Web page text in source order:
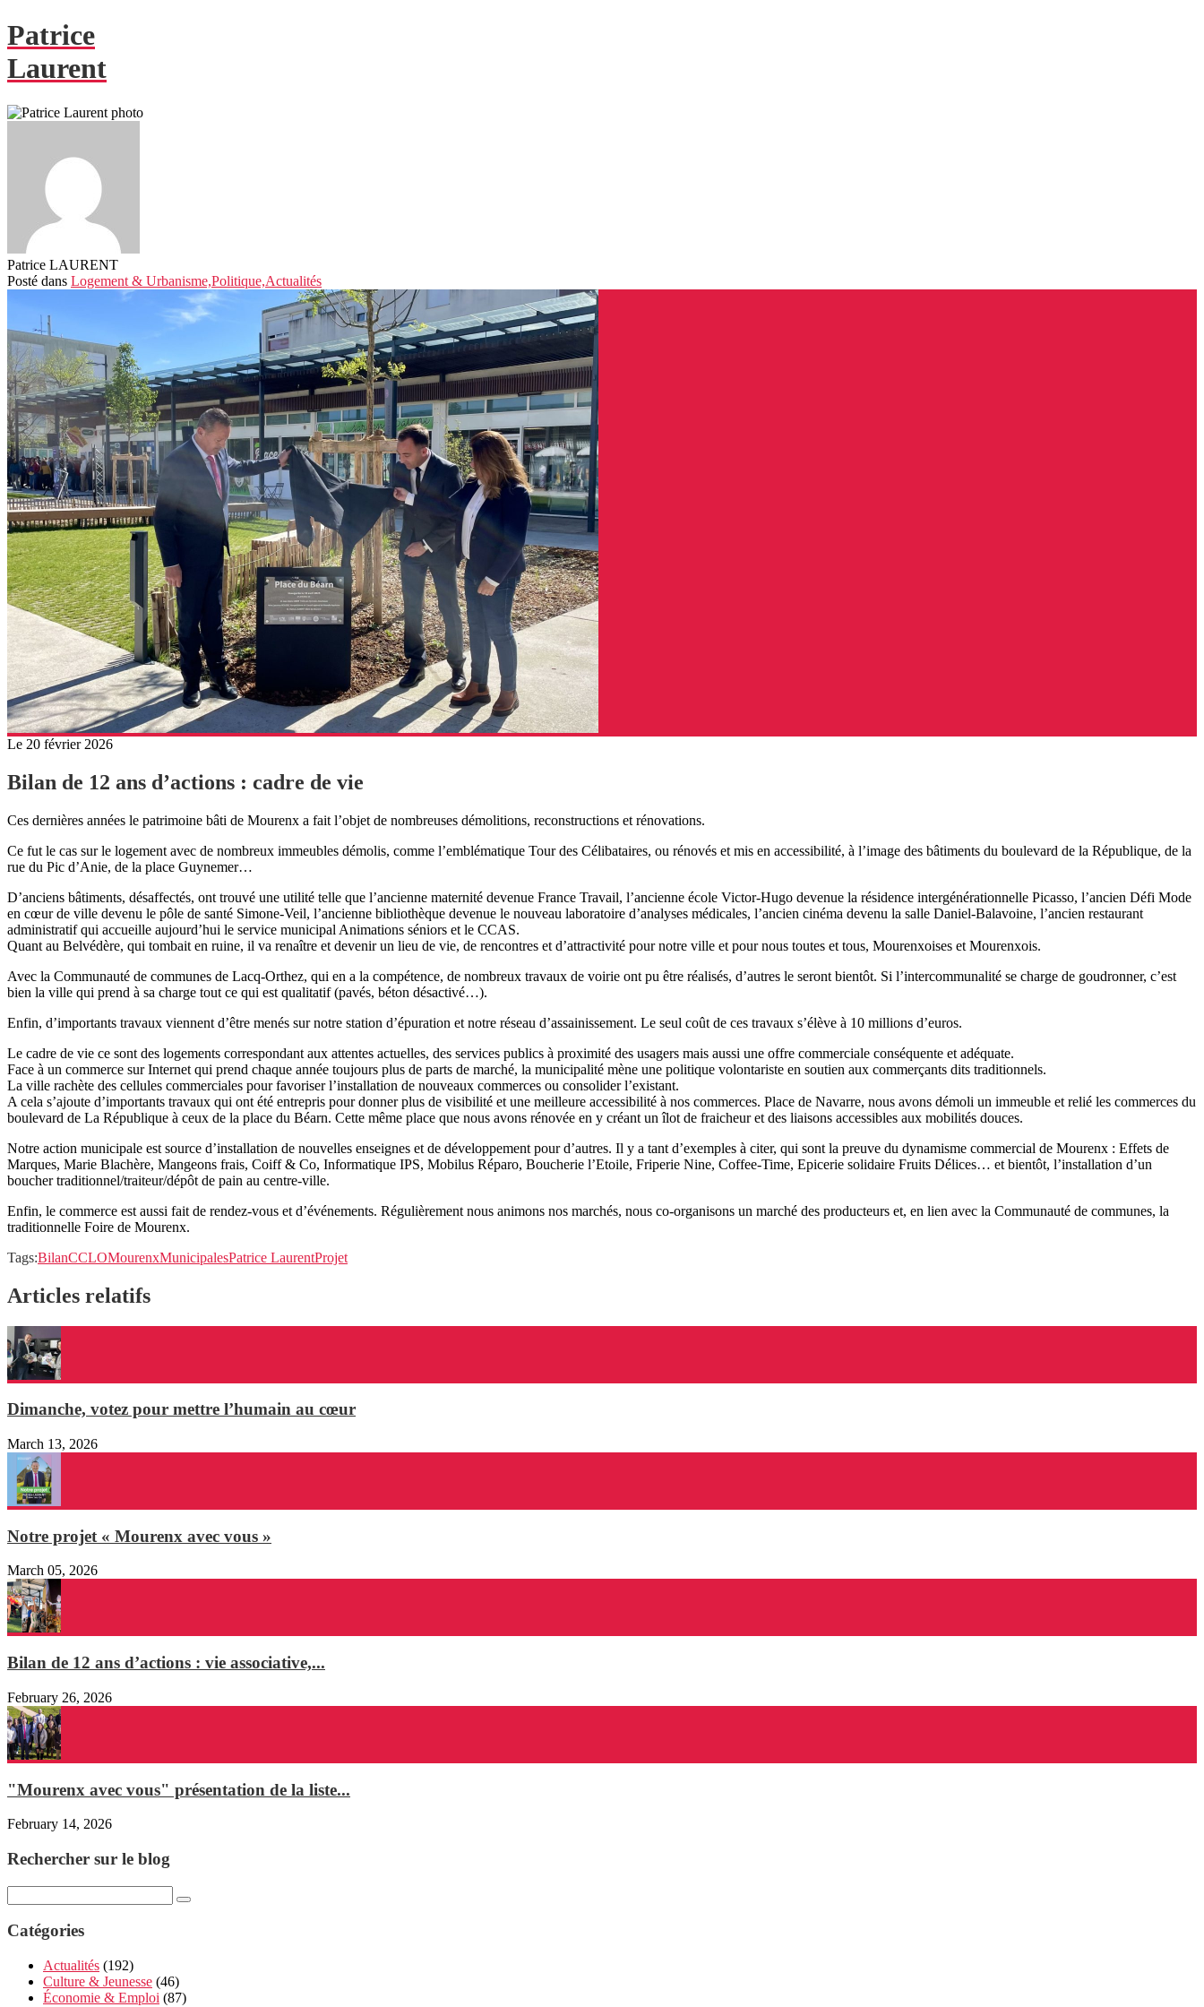
Patrice
Laurent
Patrice LAURENT
Posté dans Logement & Urbanisme,Politique,Actualités
Le 20 février 2026
Bilan de 12 ans d’actions : cadre de vie
Ces dernières années le patrimoine bâti de Mourenx a fait l’objet de nombreuses démolitions, reconstructions et rénovations.
Ce fut le cas sur le logement avec de nombreux immeubles démolis, comme l’emblématique Tour des Célibataires, ou rénovés et mis en accessibilité, à l’image des bâtiments du boulevard de la République, de la
rue du Pic d’Anie, de la place Guynemer…
D’anciens bâtiments, désaffectés, ont trouvé une utilité telle que l’ancienne maternité devenue France Travail, l’ancienne école Victor-Hugo devenue la résidence intergénérationnelle Picasso, l’ancien Défi Mode
en cœur de ville devenu le pôle de santé Simone-Veil, l’ancienne bibliothèque devenue le nouveau laboratoire d’analyses médicales, l’ancien cinéma devenu la salle Daniel-Balavoine, l’ancien restaurant
administratif qui accueille aujourd’hui le service municipal Animations séniors et le CCAS.
Quant au Belvédère, qui tombait en ruine, il va renaître et devenir un lieu de vie, de rencontres et d’attractivité pour notre ville et pour nous toutes et tous, Mourenxoises et Mourenxois.
Avec la Communauté de communes de Lacq-Orthez, qui en a la compétence, de nombreux travaux de voirie ont pu être réalisés, d’autres le seront bientôt. Si l’intercommunalité se charge de goudronner, c’est
bien la ville qui prend à sa charge tout ce qui est qualitatif (pavés, béton désactivé…).
Enfin, d’importants travaux viennent d’être menés sur notre station d’épuration et notre réseau d’assainissement. Le seul coût de ces travaux s’élève à 10 millions d’euros.
Le cadre de vie ce sont des logements correspondant aux attentes actuelles, des services publics à proximité des usagers mais aussi une offre commerciale conséquente et adéquate.
Face à un commerce sur Internet qui prend chaque année toujours plus de parts de marché, la municipalité mène une politique volontariste en soutien aux commerçants dits traditionnels.
La ville rachète des cellules commerciales pour favoriser l’installation de nouveaux commerces ou consolider l’existant.
A cela s’ajoute d’importants travaux qui ont été entrepris pour donner plus de visibilité et une meilleure accessibilité à nos commerces. Place de Navarre, nous avons démoli un immeuble et relié les commerces du
boulevard de La République à ceux de la place du Béarn. Cette même place que nous avons rénovée en y créant un îlot de fraicheur et des liaisons accessibles aux mobilités douces.
Notre action municipale est source d’installation de nouvelles enseignes et de développement pour d’autres. Il y a tant d’exemples à citer, qui sont la preuve du dynamisme commercial de Mourenx : Effets de
Marques, Marie Blachère, Mangeons frais, Coiff & Co, Informatique IPS, Mobilus Réparo, Boucherie l’Etoile, Friperie Nine, Coffee-Time, Epicerie solidaire Fruits Délices… et bientôt, l’installation d’un
boucher traditionnel/traiteur/dépôt de pain au centre-ville.
Enfin, le commerce est aussi fait de rendez-vous et d’événements. Régulièrement nous animons nos marchés, nous co-organisons un marché des producteurs et, en lien avec la Communauté de communes, la
traditionnelle Foire de Mourenx.
Tags:BilanCCLOMourenxMunicipalesPatrice LaurentProjet
Articles relatifs
Dimanche, votez pour mettre l’humain au cœur
March 13, 2026
Notre projet « Mourenx avec vous »
March 05, 2026
Bilan de 12 ans d’actions : vie associative,...
February 26, 2026
"Mourenx avec vous" présentation de la liste...
February 14, 2026
Rechercher sur le blog
Catégories
Actualités (192)
Culture & Jeunesse (46)
Économie & Emploi (87)